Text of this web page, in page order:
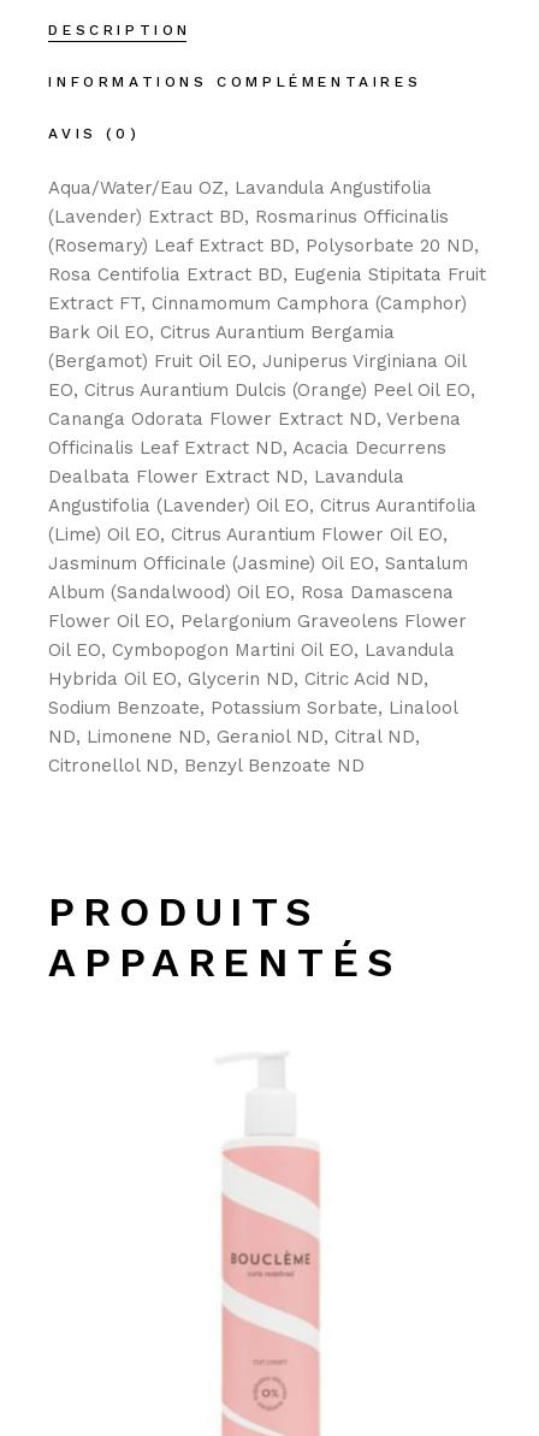
DESCRIPTION
INFORMATIONS COMPLÉMENTAIRES
AVIS (0)
Aqua/Water/Eau OZ, Lavandula Angustifolia
(Lavender) Extract BD, Rosmarinus Officinalis
(Rosemary) Leaf Extract BD, Polysorbate 20 ND,
Rosa Centifolia Extract BD, Eugenia Stipitata Fruit
Extract FT, Cinnamomum Camphora (Camphor)
Bark Oil EO, Citrus Aurantium Bergamia
(Bergamot) Fruit Oil EO, Juniperus Virginiana Oil
EO, Citrus Aurantium Dulcis (Orange) Peel Oil EO,
Cananga Odorata Flower Extract ND, Verbena
Officinalis Leaf Extract ND, Acacia Decurrens
Dealbata Flower Extract ND, Lavandula
Angustifolia (Lavender) Oil EO, Citrus Aurantifolia
(Lime) Oil EO, Citrus Aurantium Flower Oil EO,
Jasminum Officinale (Jasmine) Oil EO, Santalum
Album (Sandalwood) Oil EO, Rosa Damascena
Flower Oil EO, Pelargonium Graveolens Flower
Oil EO, Cymbopogon Martini Oil EO, Lavandula
Hybrida Oil EO, Glycerin ND, Citric Acid ND,
Sodium Benzoate, Potassium Sorbate, Linalool
ND, Limonene ND, Geraniol ND, Citral ND,
Citronellol ND, Benzyl Benzoate ND
PRODUITS
APPARENTÉS